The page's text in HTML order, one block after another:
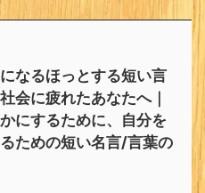
になるほっとする短い言
会に疲れたあなたへ｜
にするために、自分を
ための短い名言/言葉の